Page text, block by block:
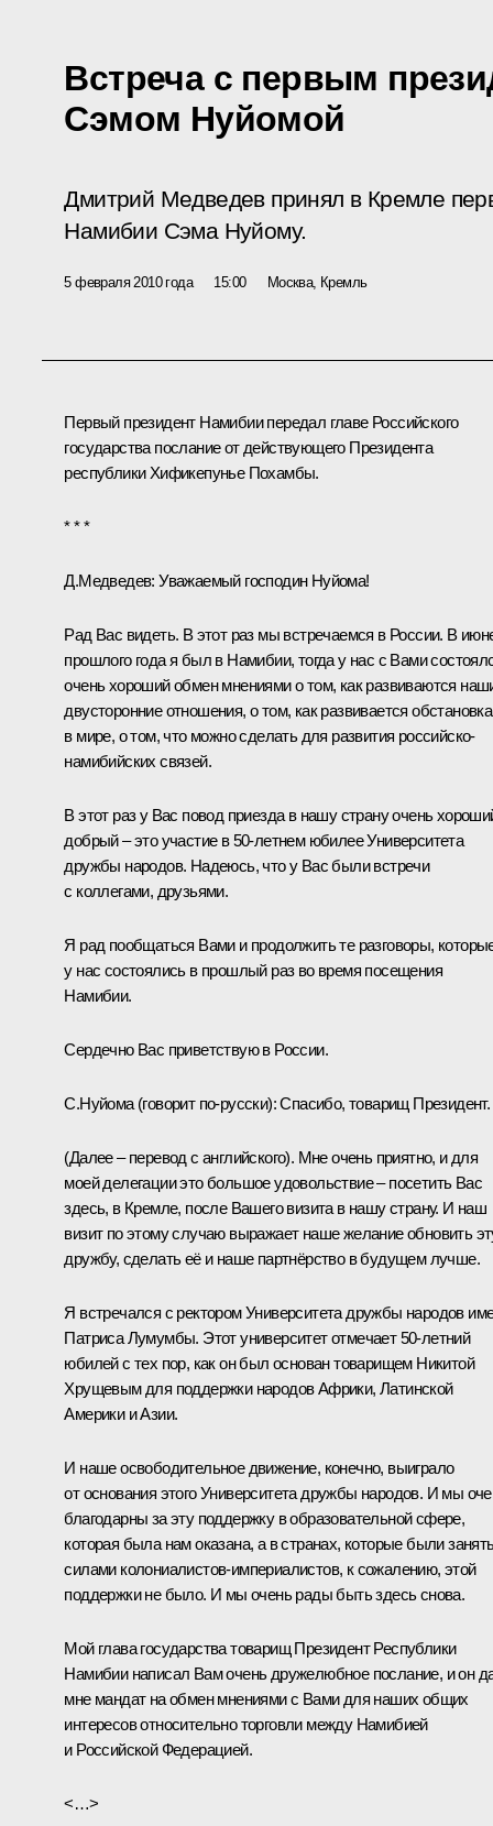
Встреча с первым
Сэмом Нуйомой
Дмитрий Медведев принял в Кремле
Намибии Сэма Нуйому.
5 февраля 2010 года 15:00 Москва, Кремль
Первый президент Намибии передал главе Российского
государства послание от действующего Президента
республики Хификепунье Похамбы.
* * *
Д.Медведев: Уважаемый господин Нуйома!
Рад Вас видеть. В этот раз мы встречаемся в России. В
прошлого года я был в Намибии, тогда у нас с Вами
очень хороший обмен мнениями о том, как развиваются
двусторонние отношения, о том, как развивается обстановка
в мире, о том, что можно сделать для развития российско-
намибийских связей.
В этот раз у Вас повод приезда в нашу страну очень
добрый – это участие в 50-летнем юбилее Университета
дружбы народов. Надеюсь, что у Вас были встречи
с коллегами, друзьями.
Я рад пообщаться Вами и продолжить те разговоры,
у нас состоялись в прошлый раз во время посещения
Намибии.
Сердечно Вас приветствую в России.
С.Нуйома (говорит по‑русски): Спасибо, товарищ Президент.
(Далее – перевод с английского). Мне очень приятно, и для
моей делегации это большое удовольствие – посетить Вас
здесь, в Кремле, после Вашего визита в нашу страну. И наш
визит по этому случаю выражает наше желание обновить
дружбу, сделать её и наше партнёрство в будущем лучше.
Я встречался с ректором Университета дружбы народов
Патриса Лумумбы. Этот университет отмечает 50-летний
юбилей с тех пор, как он был основан товарищем Никитой
Хрущевым для поддержки народов Африки, Латинской
Америки и Азии.
И наше освободительное движение, конечно, выиграло
от основания этого Университета дружбы народов. И мы
благодарны за эту поддержку в образовательной сфере,
которая была нам оказана, а в странах, которые были
силами колониалистов-империалистов, к сожалению, этой
поддержки не было. И мы очень рады быть здесь снова.
Мой глава государства товарищ Президент Республики
Намибии написал Вам очень дружелюбное послание, и он
мне мандат на обмен мнениями с Вами для наших общих
интересов относительно торговли между Намибией
и Российской Федерацией.
<…>